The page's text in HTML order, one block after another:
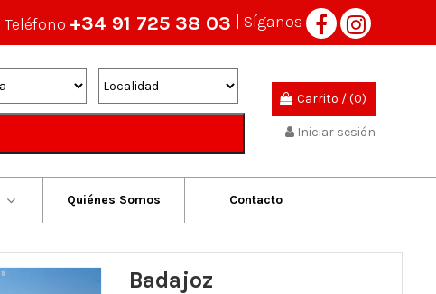
Teléfono +34 91 725 38 03 | Síganos
Carrito /(0)
Iniciar sesión
Quiénes Somos Contacto
Badajoz